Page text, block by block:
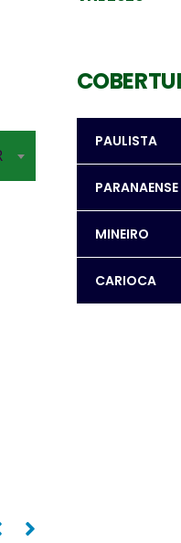
PAULISTA
PARANAENSE
MINEIRO
CARIOCA